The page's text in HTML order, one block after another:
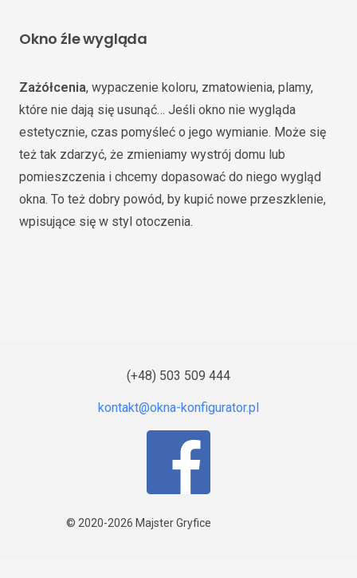
Okno źle wygląda
Zażółcenia, wypaczenie koloru, zmatowienia, plamy,
które nie dają się usunąć… Jeśli okno nie wygląda
estetycznie, czas pomyśleć o jego wymianie. Może się
też tak zdarzyć, że zmieniamy wystrój domu lub
pomieszczenia i chcemy dopasować do niego wygląd
okna. To też dobry powód, by kupić nowe przeszklenie,
wpisujące się w styl otoczenia.
(+48) 503 509 444
© 2020-2026 Majster Gryfice